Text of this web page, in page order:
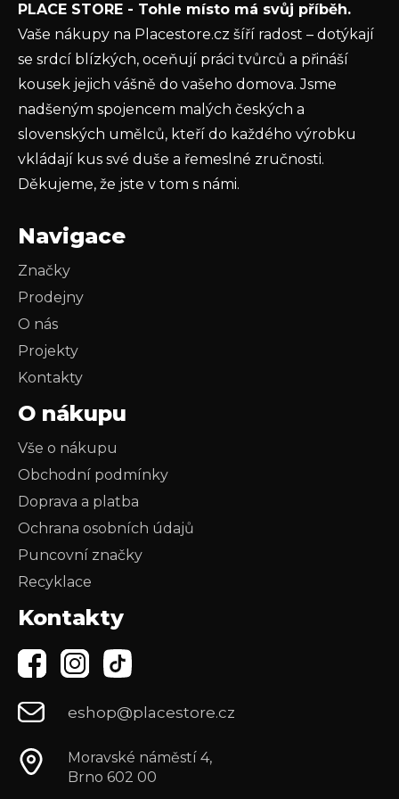
ochrany osobních údajů
PŘIHLÁSIT SE
PLACE STORE - Tohle místo má svůj příběh.
Vaše nákupy na Placestore.cz šíří radost – dotýkají
se srdcí blízkých, oceňují práci tvůrců a přináší
kousek jejich vášně do vašeho domova. Jsme
nadšeným spojencem malých českých a
slovenských umělců, kteří do každého výrobku
vkládají kus své duše a řemeslné zručnosti.
Děkujeme, že jste v tom s námi.
Navigace
Značky
Prodejny
O nás
Projekty
Kontakty
O nákupu
Vše o nákupu
Obchodní podmínky
Doprava a platba
Ochrana osobních údajů
Puncovní značky
Recyklace
Kontakty
eshop@placestore.cz
Moravské náměstí 4,
Brno 602 00